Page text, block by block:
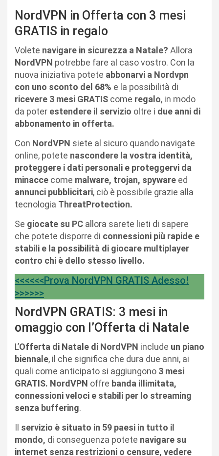
NordVPN in Offerta con 3 mesi
GRATIS in regalo
Volete navigare in sicurezza a Natale? Allora
NordVPN potrebbe fare al caso vostro. Con la
nuova iniziativa potete abbonarvi a Nordvpn
con uno sconto del 68% e la possibilità di
ricevere 3 mesi GRATIS come regalo, in modo
da poter estendere il servizio oltre i due anni di
abbonamento in offerta.
Con NordVPN siete al sicuro quando navigate
online, potete nascondere la vostra identità,
proteggere i dati personali e proteggervi da
minacce come malware, trojan, spyware ed
annunci pubblicitari, ciò è possibile grazie alla
tecnologia ThreatProtection.
Se giocate su PC allora sarete lieti di sapere
che potete disporre di connessioni più rapide e
stabili e la possibilità di giocare multiplayer
contro chi è dello stesso livello.
<<<<<<Prova NordVPN GRATIS Adesso!
>>>>>>
NordVPN GRATIS: 3 mesi in
omaggio con l’Offerta di Natale
L’Offerta di Natale di NordVPN include un piano
biennale, il che significa che dura due anni, ai
quali come anticipato si aggiungono 3 mesi
GRATIS. NordVPN offre banda illimitata,
connessioni veloci e stabili per lo streaming
senza buffering.
Il servizio è situato in 59 paesi in tutto il
mondo, di conseguenza potete navigare su
internet senza restrizioni o censure, vedere